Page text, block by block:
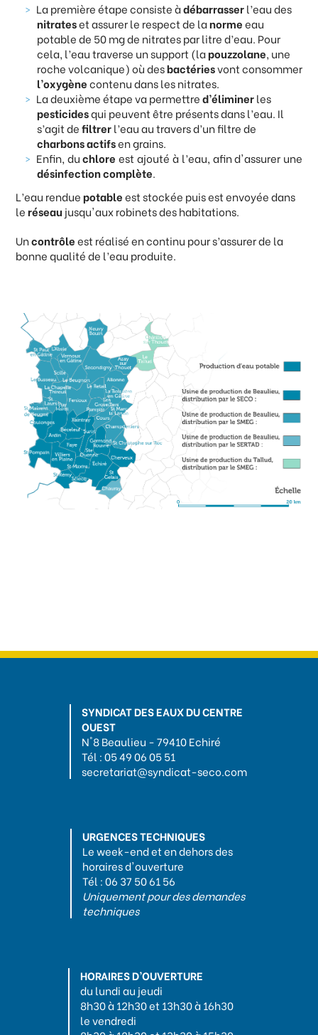
La première étape consiste àdébarrasserl’eau des
nitrateset assurer le respect de lanormeeau
potable de 50 mg de nitrates par litre d’eau. Pour
cela, l’eau traverse un support (lapouzzolane, une
roche volcanique) où desbactériesvont consommer
l’oxygènecontenu dans les nitrates.
La deuxième étape va permettred’éliminerles
pesticidesqui peuvent être présents dans l’eau. Il
s’agit defiltrerl’eau au travers d’un filtre de
charbonsactifsen grains.
Enfin, duchlore est ajouté à l’eau, afin d'assurer une
désinfectioncomplète.
L’eau renduepotableest stockée puis est envoyée dans
le réseau jusqu'aux robinets des habitations.
Uncontrôleest réalisé en continu pour s’assurer de la
bonne qualité de l’eau produite.
SYNDICAT DES EAUX DU CENTRE
OUEST
N°8 Beaulieu - 79410 Echiré
Tél : 05 49 06 05 51
secretariat@syndicat-seco.com
URGENCES TECHNIQUES
Le week-end et en dehors des
horaires d'ouverture
Tél : 06 37 50 61 56
Uniquement pour des demandes
techniques
HORAIRES D’OUVERTURE
du lundi au jeudi
8h30 à 12h30 et 13h30 à 16h30
le vendredi